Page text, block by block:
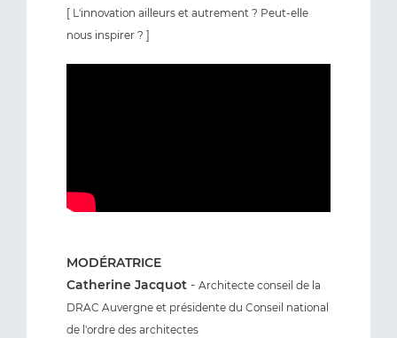
[ L'innovation ailleurs et autrement ? Peut-elle
nous inspirer ? ]
MODÉRATRICE
Catherine Jacquot - Architecte conseil de la
DRAC Auvergne et présidente du Conseil national
de l'ordre des architectes